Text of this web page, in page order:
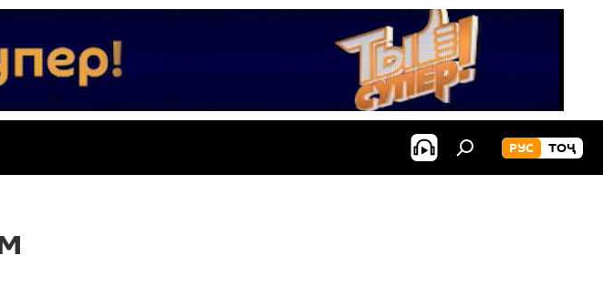
РУС ТОҶ